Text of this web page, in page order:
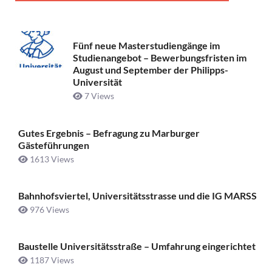
Fünf neue Masterstudiengänge im
Studienangebot – Bewerbungsfristen im
August und September der Philipps-
Universität
7 Views
Gutes Ergebnis – Befragung zu Marburger
Gästeführungen
1613 Views
Bahnhofsviertel, Universitätsstrasse und die IG MARSS
976 Views
Baustelle Universitätsstraße ­– Umfahrung eingerichtet
1187 Views